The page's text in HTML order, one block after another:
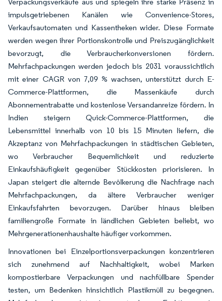
impulsgetriebenen Kanälen wie Convenience-Stores,
Verkaufsautomaten und Kassentheken wider. Diese Formate
werden wegen ihrer Portionskontrolle und Preiszugänglichkeit
bevorzugt, die Verbraucherkonversionen fördern.
Mehrfachpackungen werden jedoch bis 2031 voraussichtlich
mit einer CAGR von 7,09 % wachsen, unterstützt durch E-
Commerce-Plattformen, die Massenkäufe durch
Abonnementrabatte und kostenlose Versandanreize fördern. In
Indien steigern Quick-Commerce-Plattformen, die
Lebensmittel innerhalb von 10 bis 15 Minuten liefern, die
Akzeptanz von Mehrfachpackungen in städtischen Gebieten,
wo Verbraucher Bequemlichkeit und reduzierte
Einkaufshäufigkeit gegenüber Stückkosten priorisieren. In
Japan steigert die alternde Bevölkerung die Nachfrage nach
Mehrfachpackungen, da ältere Verbraucher weniger
Einkaufsfahrten bevorzugen. Darüber hinaus bleiben
familiengroße Formate in ländlichen Gebieten beliebt, wo
Mehrgenerationenhaushalte häufiger vorkommen.
Innovationen bei Einzelportionsverpackungen konzentrieren
sich zunehmend auf Nachhaltigkeit, wobei Marken
kompostierbare Verpackungen und nachfüllbare Spender
testen, um Bedenken hinsichtlich Plastikmüll zu begegnen.